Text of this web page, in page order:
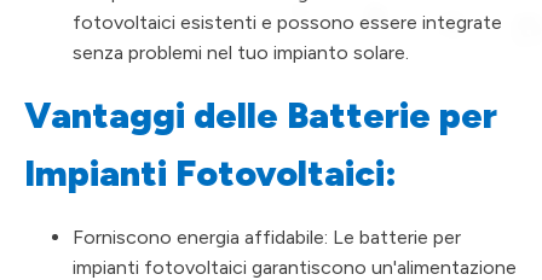
fotovoltaici esistenti e possono essere integrate
senza problemi nel tuo impianto solare.
Vantaggi delle Batterie per
Impianti Fotovoltaici:
Forniscono energia affidabile: Le batterie per
impianti fotovoltaici garantiscono un'alimentazione